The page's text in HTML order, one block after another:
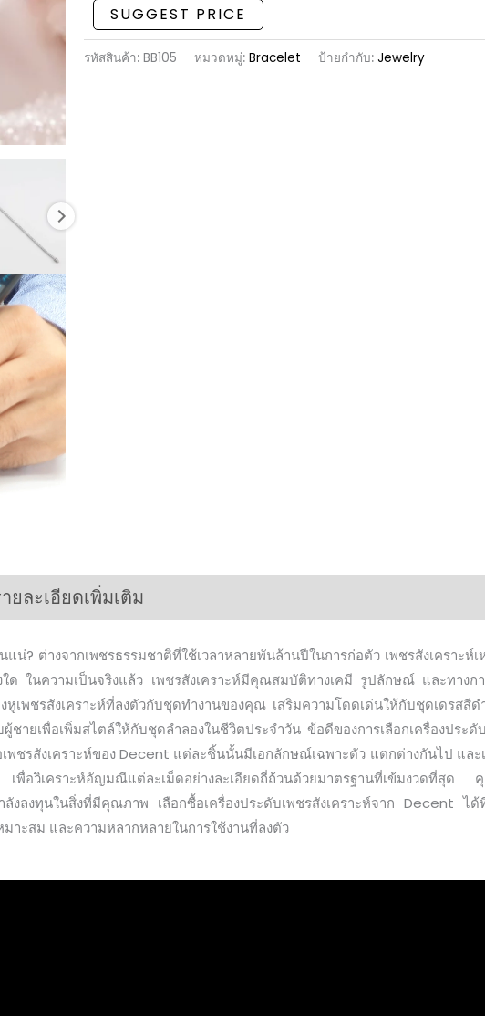
SUGGEST PRICE
รหัสสินค้า: BB105 หมวดหมู่: Bracelet ป้ายกำกับ: Jewelry
ยละเอียดเพิ่มเติม
น่? ต่างจากเพชรธรรมชาติที่ใช้เวลาหลายพันล้านปีในการก่อตัว เพชรสังเคราะห์
ใด ในความเป็นจริงแล้ว เพชรสังเคราะห์มีคุณสมบัติทางเคมี รูปลักษณ์ และทางก
เพชรสังเคราะห์ที่ลงตัวกับชุดทำงานของคุณ เสริมความโดดเด่นให้กับชุดเดรสสีด
ายเพื่อเพิ่มสไตล์ให้กับชุดลำลองในชีวิตประจำวัน ข้อดีของการเลือกเครื่องประดั
รสังเคราะห์ของ Decent แต่ละชิ้นนั้นมีเอกลักษณ์เฉพาะตัว แตกต่างกันไป และเ
อวิเคราะห์อัญมณีแต่ละเม็ดอย่างละเอียดถี่ถ้วนด้วยมาตรฐานที่เข้มงวดที่สุด
ลงทุนในสิ่งที่มีคุณภาพ เลือกซื้อเครื่องประดับเพชรสังเคราะห์จาก Decent ได้
าะสม และความหลากหลายในการใช้งานที่ลงตัว